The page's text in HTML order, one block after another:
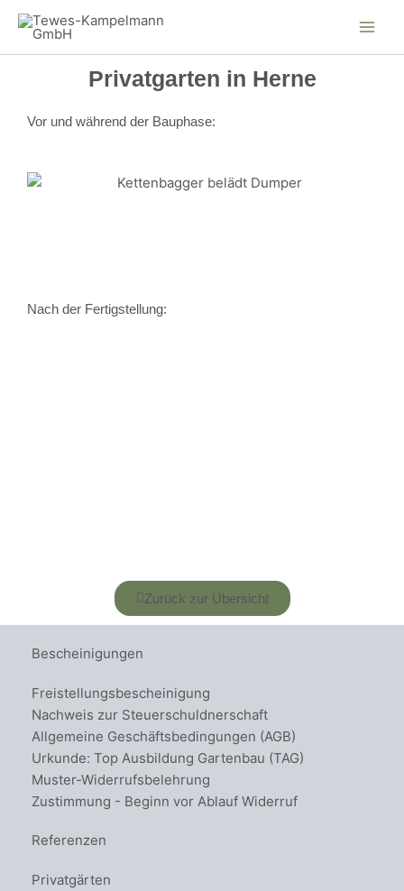
Zum
Inhalt
springen
Privatgarten in Herne
Vor und während der Bauphase:
Nach der Fertigstellung:
Zurück zur Übersicht
Bescheinigungen
Freistellungsbescheinigung
Nachweis zur Steuerschuldnerschaft
Allgemeine Geschäftsbedingungen (AGB)
Urkunde: Top Ausbildung Gartenbau (TAG)
Muster-Widerrufsbelehrung
Zustimmung - Beginn vor Ablauf Widerruf
Referenzen
Privatgärten